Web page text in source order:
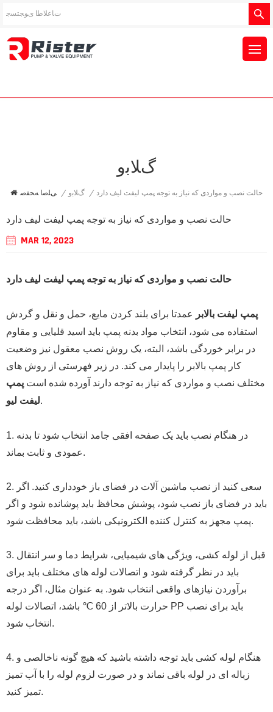
ﮒﻼ ﺑﻭ
ﯽﻠﺻﺍ ﻪﺤﻔﺻ / ﮒﻼ ﺑﻭ / حالت نصب و مواردی که نیاز به توجه پمپ لیفت لیف دارد
حالت نصب و مواردی که نیاز به توجه پمپ لیفت لیف دارد
MAR 12, 2023
حالت نصب و مواردی که نیاز به توجه پمپ لیفت لیف دارد
پمپ لیفت بالابر عمدتا برای بلند کردن مایع، حمل و نقل و گردش
استفاده می شود، انتخاب مواد بدنه پمپ باید اسید قلیایی و مقاوم
در برابر خوردگی باشد، البته، یک روش نصب معقول نیز وضعیت
کار پمپ بالابر را پایدار می کند. در زیر فهرستی از روش های
مختلف نصب و مواردی که نیاز به توجه دارند آورده شده است پمپ
لیفت لیو.
1. در هنگام نصب باید یک صفحه افقی جامد انتخاب شود تا بدنه
عمودی و ثابت بماند.
2. سعی کنید از نصب ماشین آلات در فضای باز خودداری کنید. اگر
باید در فضای باز نصب شود، پوشش محافظ باید پوشانده شود و اگر
پمپ مجهز به کنترل کننده الکترونیکی باشد، باید محافظت شود.
3. قبل از لوله کشی، ویژگی های شیمیایی، شرایط دما و سر انتقال
باید در نظر گرفته شود و اتصالات لوله های مختلف باید برای
برآوردن نیازهای واقعی انتخاب شود. به عنوان مثال، اگر درجه
حرارت بالاتر از 60 ℃ باشد، اتصالات لوله PP باید برای نصب
انتخاب شود.
4. هنگام لوله کشی باید توجه داشته باشید که هیچ گونه ناخالصی و
زباله ای در لوله باقی نماند و در صورت لزوم لوله را با آب تمیز
تمیز کنید.